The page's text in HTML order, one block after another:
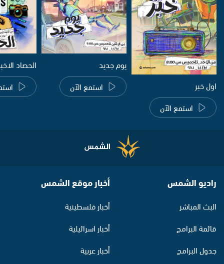
اول خبر
استمع الآن
يوم جديد
استمع الآن
الحصاد
راديو الشمس
البث المباشر
قائمة البرامج
جدول البرامج
أخبار موقع الشمس
أخبار فلسطينية
أخبار اسرائيلية
أخبار عربية